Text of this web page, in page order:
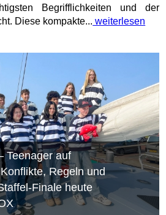
Begrifflichkeiten und der
Diese kompakte... weiterlesen
Teenager auf
Regeln und
Finale heute